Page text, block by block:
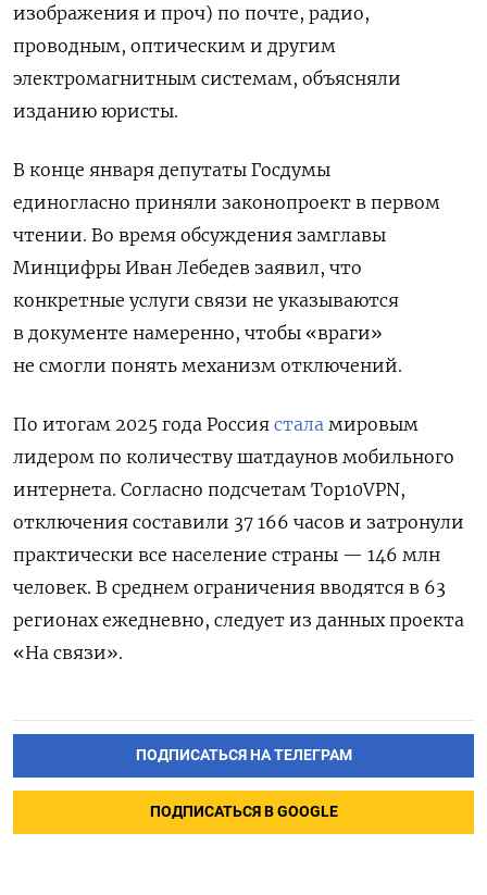
изображения и проч) по почте, радио,
проводным, оптическим и другим
электромагнитным системам, объясняли
изданию юристы.
В конце января депутаты Госдумы
единогласно приняли законопроект в первом
чтении. Во время обсуждения замглавы
Минцифры Иван Лебедев заявил, что
конкретные услуги связи не указываются
в документе намеренно, чтобы «враги»
не смогли понять механизм отключений.
По итогам 2025 года Россия стала мировым
лидером по количеству шатдаунов мобильного
интернета. Согласно подсчетам Top10VPN,
отключения составили 37 166 часов и затронули
практически все население страны — 146 млн
человек. В среднем ограничения вводятся в 63
регионах ежедневно, следует из данных проекта
«На связи».
ПОДПИСАТЬСЯ НА ТЕЛЕГРАМ
ПОДПИСАТЬСЯ В GOOGLE